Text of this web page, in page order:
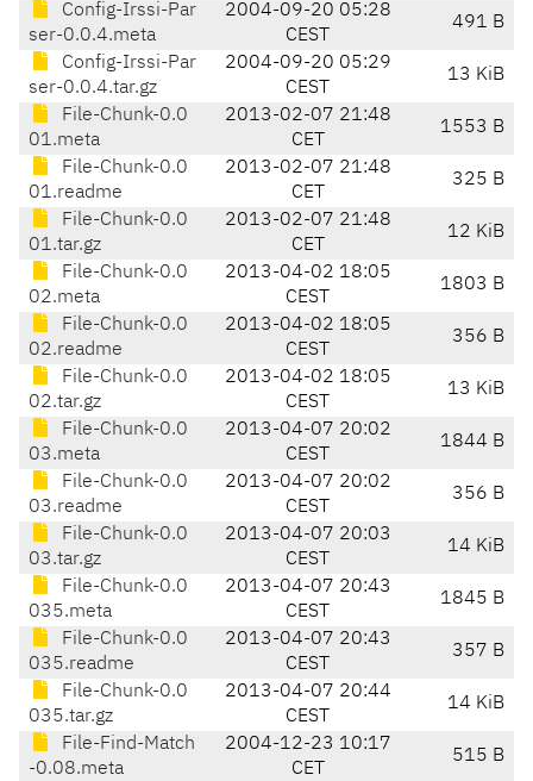
Config-Irssi-Par
ser-0.0.4.meta
2004-09-20 05:28
CEST
491 B
Config-Irssi-Par
ser-0.0.4.tar.gz
2004-09-20 05:29
CEST
13 KiB
File-Chunk-0.0
01.meta
2013-02-07 21:48
CET
1553 B
File-Chunk-0.0
01.readme
2013-02-07 21:48
CET
325 B
File-Chunk-0.0
01.tar.gz
2013-02-07 21:48
CET
12 KiB
File-Chunk-0.0
02.meta
2013-04-02 18:05
CEST
1803 B
File-Chunk-0.0
02.readme
2013-04-02 18:05
CEST
356 B
File-Chunk-0.0
02.tar.gz
2013-04-02 18:05
CEST
13 KiB
File-Chunk-0.0
03.meta
2013-04-07 20:02
CEST
1844 B
File-Chunk-0.0
03.readme
2013-04-07 20:02
CEST
356 B
File-Chunk-0.0
03.tar.gz
2013-04-07 20:03
CEST
14 KiB
File-Chunk-0.0
035.meta
2013-04-07 20:43
CEST
1845 B
File-Chunk-0.0
035.readme
2013-04-07 20:43
CEST
357 B
File-Chunk-0.0
035.tar.gz
2013-04-07 20:44
CEST
14 KiB
File-Find-Match
-0.08.meta
2004-12-23 10:17
CET
515 B